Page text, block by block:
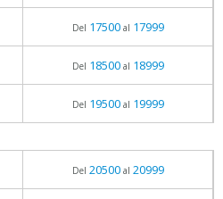
Del 17500al 17999
Del 18500al 18999
Del 19500al 19999
Del 20500al 20999